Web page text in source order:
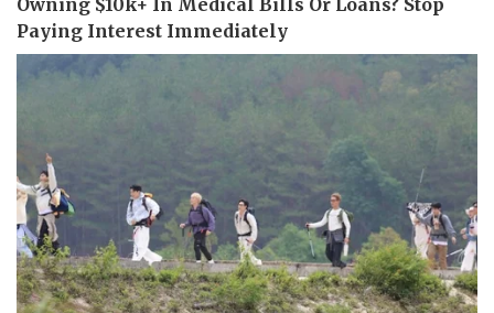
Pháp luật
Vụ án
Tin nóng
Tư vấn luật
Quân sự - Quốc phòng
Vũ khí
Việt Nam
Phân tích